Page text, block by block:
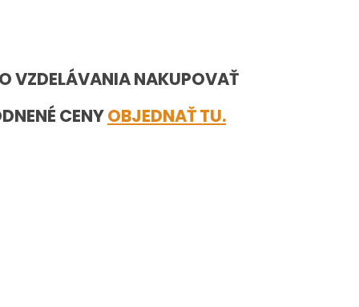
VZDELÁVANIA NAKUPOVAŤ
CENYOBJEDNAŤ TU.